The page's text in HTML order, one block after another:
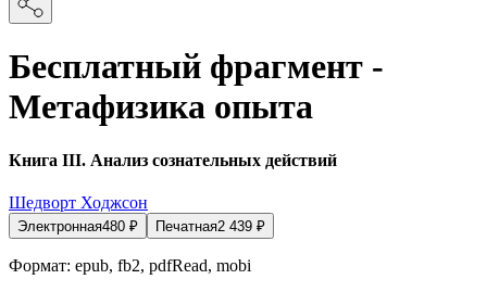
Бесплатный фрагмент -
Метафизика опыта
Книга III. Анализ сознательных действий
Шедворт Ходжсон
Электронная480 ₽ Печатная2 439 ₽
Формат: epub, fb2, pdfRead, mobi